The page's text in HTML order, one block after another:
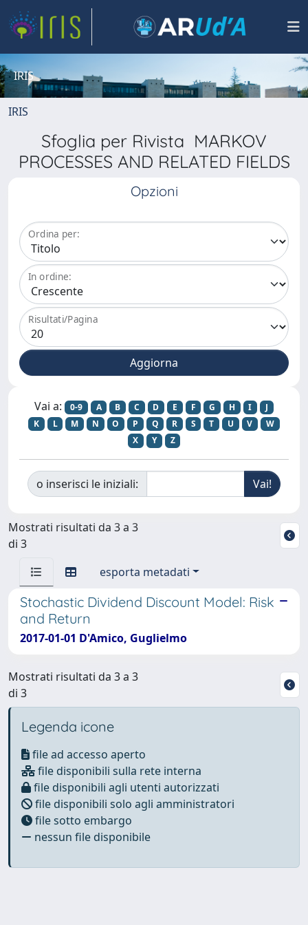
IRIS
IRIS
Sfoglia per Rivista MARKOV
PROCESSES AND RELATED FIELDS
Opzioni
Ordina per:
In ordine:
Risultati/Pagina
Vai a: 0-9 A B C D E F G H I
J
K
L M N O P Q R S T U V
W
X
Y Z
o inserisci le iniziali:
Mostrati risultati da 3 a 3
di 3
esporta metadati
Stochastic Dividend Discount Model: Risk
and Return
2017-01-01 D'Amico, Guglielmo
Mostrati risultati da 3 a 3
di 3
Legenda icone
file ad accesso aperto
file disponibili sulla rete interna
file disponibili agli utenti autorizzati
file disponibili solo agli amministratori
file sotto embargo
nessun file disponibile